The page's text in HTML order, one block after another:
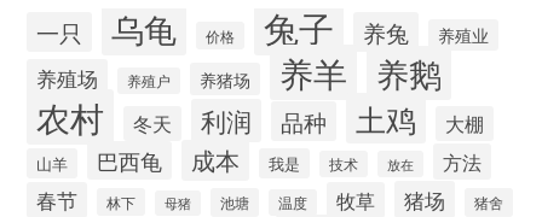
一只 乌龟 价格 兔子 养兔 养殖业
养殖场 养殖户 养猪场 养羊 养鹅
农村 冬天 利润 品种 土鸡 大棚
山羊 巴西龟 成本 我是 技术 放在
方法
春节
林下 母猪 池塘 温度 牧草 猪场 猪舍